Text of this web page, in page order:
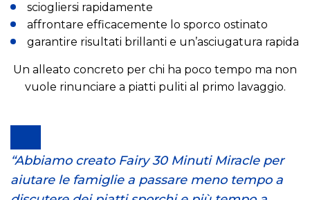
sciogliersi rapidamente
affrontare efficacemente lo sporco ostinato
garantire risultati brillanti e un’asciugatura rapida
Un alleato concreto per chi ha poco tempo ma non
vuole rinunciare a piatti puliti al primo lavaggio.
“Abbiamo creato Fairy 30 Minuti Miracle per
aiutare le famiglie a passare meno tempo a